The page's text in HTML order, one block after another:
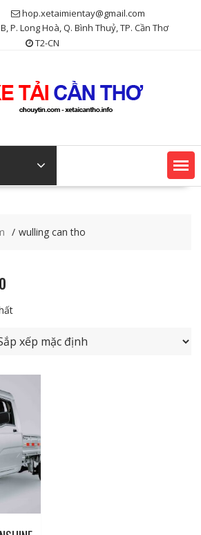
hop.xetaimientay@gmail.com
P. Long Hoà, Q. Bình Thuỷ, TP. Cần Thơ
T2-CN
wulling can tho